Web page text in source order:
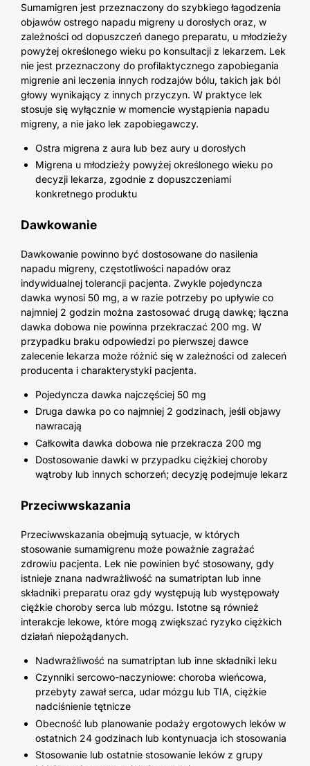
Sumamigren jest przeznaczony do szybkiego łagodzenia
objawów ostrego napadu migreny u dorosłych oraz, w
zależności od dopuszczeń danego preparatu, u młodzieży
powyżej określonego wieku po konsultacji z lekarzem. Lek
nie jest przeznaczony do profilaktycznego zapobiegania
migrenie ani leczenia innych rodzajów bólu, takich jak ból
głowy wynikający z innych przyczyn. W praktyce lek
stosuje się wyłącznie w momencie wystąpienia napadu
migreny, a nie jako lek zapobiegawczy.
Ostra migrena z aura lub bez aury u dorosłych
Migrena u młodzieży powyżej określonego wieku po
decyzji lekarza, zgodnie z dopuszczeniami
konkretnego produktu
Dawkowanie
Dawkowanie powinno być dostosowane do nasilenia
napadu migreny, częstotliwości napadów oraz
indywidualnej tolerancji pacjenta. Zwykle pojedyncza
dawka wynosi 50 mg, a w razie potrzeby po upływie co
najmniej 2 godzin można zastosować drugą dawkę; łączna
dawka dobowa nie powinna przekraczać 200 mg. W
przypadku braku odpowiedzi po pierwszej dawce
zalecenie lekarza może różnić się w zależności od zaleceń
producenta i charakterystyki pacjenta.
Pojedyncza dawka najczęściej 50 mg
Druga dawka po co najmniej 2 godzinach, jeśli objawy
nawracają
Całkowita dawka dobowa nie przekracza 200 mg
Dostosowanie dawki w przypadku ciężkiej choroby
wątroby lub innych schorzeń; decyzję podejmuje lekarz
Przeciwwskazania
Przeciwwskazania obejmują sytuacje, w których
stosowanie sumamigrenu może poważnie zagrażać
zdrowiu pacjenta. Lek nie powinien być stosowany, gdy
istnieje znana nadwrażliwość na sumatriptan lub inne
składniki preparatu oraz gdy występują lub występowały
ciężkie choroby serca lub mózgu. Istotne są również
interakcje lekowe, które mogą zwiększać ryzyko ciężkich
działań niepożądanych.
Nadwrażliwość na sumatriptan lub inne składniki leku
Czynniki sercowo-naczyniowe: choroba wieńcowa,
przebyty zawał serca, udar mózgu lub TIA, ciężkie
nadciśnienie tętnicze
Obecność lub planowanie podaży ergotowych leków w
ostatnich 24 godzinach lub kontynuacja ich stosowania
Stosowanie lub ostatnie stosowanie leków z grupy